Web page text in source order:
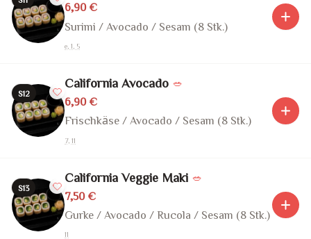
6,90 €
Surimi / Avocado / Sesam (8 Stk.)
e, 1, 5
S12
California Avocado 🥗
6,90 €
Frischkäse / Avocado / Sesam (8 Stk.)
7, 11
S13
California Veggie Maki 🥗
7,50 €
Gurke / Avocado / Rucola / Sesam (8 Stk.)
11